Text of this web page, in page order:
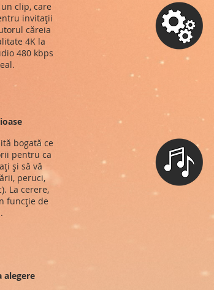
clip, care
invitații
căreia
4K la
480 kbps
bogată ce
pentru ca
și să vă
peruci,
La cerere,
funcție de
alegere